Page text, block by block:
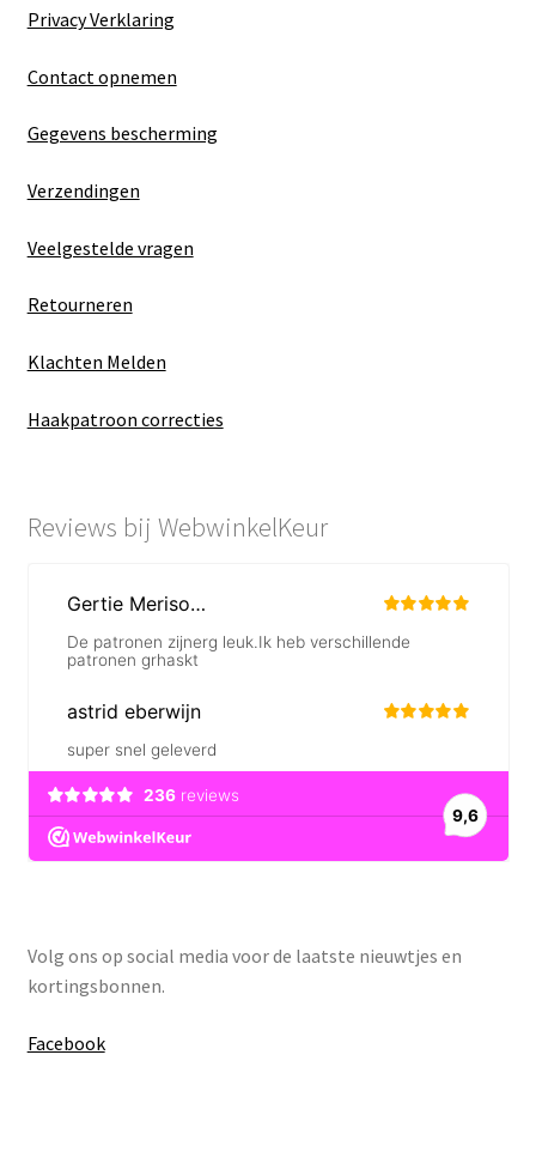
Privacy Verklaring
Contact opnemen
Gegevens bescherming
Verzendingen
Veelgestelde vragen
Retourneren
Klachten Melden
Haakpatroon correcties
Reviews bij WebwinkelKeur
Volg ons op social media voor de laatste nieuwtjes en
kortingsbonnen.
Facebook